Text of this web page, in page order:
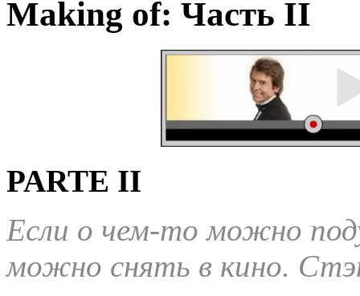
Making of: Часть II
PARTE II
Если о чем-то можно
можно снять в кино.